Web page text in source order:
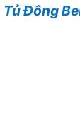
Tủ Đông